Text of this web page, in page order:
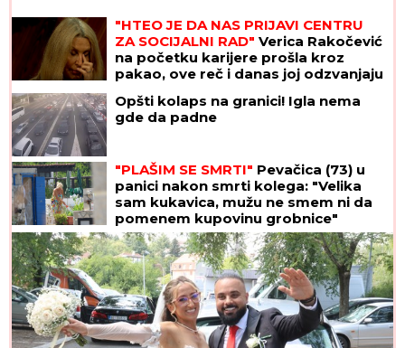
"HTEO JE DA NAS PRIJAVI CENTRU
ZA SOCIJALNI RAD" Verica Rakočević
na početku karijere prošla kroz
pakao, ove reč i danas joj odzvanjaju
Opšti kolaps na granici! Igla nema
gde da padne
"PLAŠIM SE SMRTI" Pevačica (73) u
panici nakon smrti kolega: "Velika
sam kukavica, mužu ne smem ni da
pomenem kupovinu grobnice"